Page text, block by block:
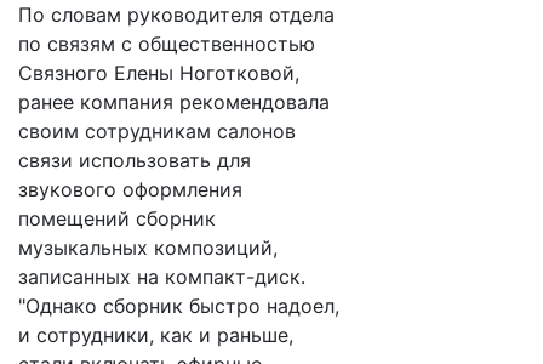
По словам руководителя отдела
по связям с общественностью
Связного Елены Ноготковой,
ранее компания рекомендовала
своим сотрудникам салонов
связи использовать для
звукового оформления
помещений сборник
музыкальных композиций,
записанных на компакт-диск.
"Однако сборник быстро надоел,
и сотрудники, как и раньше,